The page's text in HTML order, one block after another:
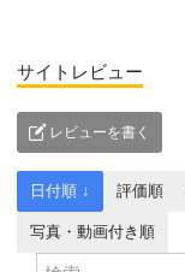
サイトレビュー
レビューを書く
日付順 ↓ 評価順
写真・動画付き順